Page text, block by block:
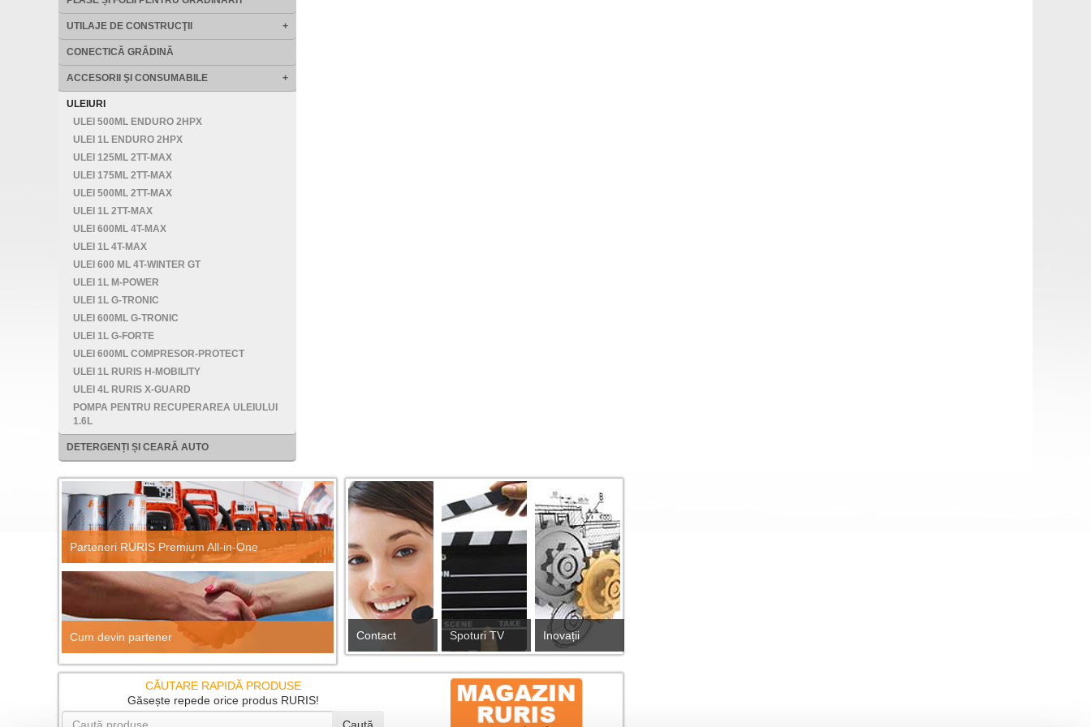
UTILAJE DE CONSTRUCŢII +
CONECTICĂ GRĂDINĂ
ACCESORII ŞI CONSUMABILE +
ULEIURI
ULEI 500ML ENDURO 2HPX
ULEI 1L ENDURO 2HPX
ULEI 125ML 2TT-MAX
ULEI 175ML 2TT-MAX
ULEI 500ML 2TT-MAX
ULEI 1L 2TT-MAX
ULEI 600ML 4T-MAX
ULEI 1L 4T-MAX
ULEI 600 ML 4T-WINTER GT
ULEI 1L M-POWER
ULEI 1L G-TRONIC
ULEI 600ML G-TRONIC
ULEI 1L G-FORTE
ULEI 600ML COMPRESOR-PROTECT
ULEI 1L RURIS H-MOBILITY
ULEI 4L RURIS X-GUARD
POMPA PENTRU RECUPERAREA ULEIULUI
1.6L
DETERGENȚI ȘI CEARĂ AUTO
Parteneri RURIS Premium All-in-One
Cum devin partener Contact Spoturi TV Inovații
CĂUTARE RAPIDĂ PRODUSE
Găsește repede orice produs RURIS!